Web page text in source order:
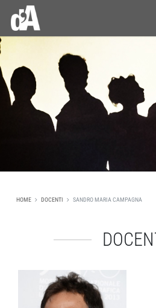
HOME DOCENTI SANDRO MARIA CAMPAGNA